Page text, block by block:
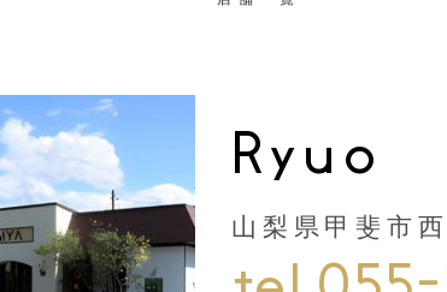
Ryuo
山梨県甲斐市